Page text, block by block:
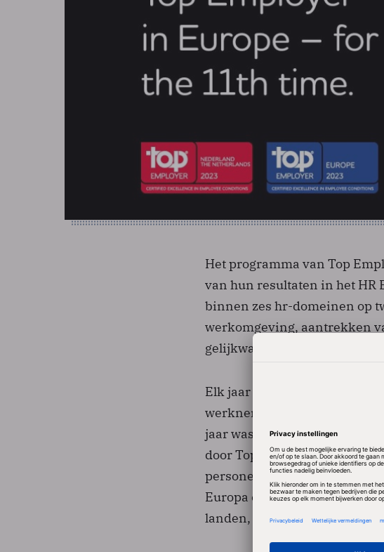
Het programma van Top
van hun resultaten in het HR
binnen zes hr-domeinen op
werkomgeving, aantrekken
gelijkwaardigheid en
Elk jaar certificeert Top
werknemers op de eerste
jaar was TCS een van de
door Top Employers
personeelsbeleid. TCS
Europa en staat tevens op
landen, zoals Denemarken en